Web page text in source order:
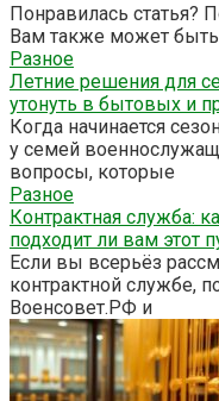
Понравилась статья?
Вам также может быть
Разное
Летние решения для
утонуть в бытовых и
Когда начинается
у семей
вопросы, которые
Разное
Контрактная служба:
подходит ли вам этот
Если вы всерьёз
контрактной службе,
Военсовет.РФ и